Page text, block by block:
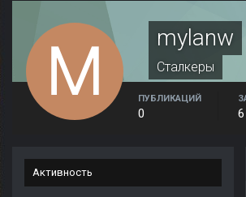
mylanw
Сталкеры
ПУБЛИКАЦИЙ
0
Активность